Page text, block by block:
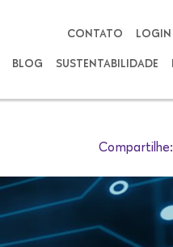
CONTATO LOGIN
BLOG SUSTENTABILIDADE
Compartilhe: